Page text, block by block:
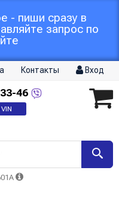
- пиши сразу в
запрос по
Контакты Вход
46